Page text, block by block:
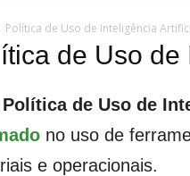
Política de Uso de Inteligência
de Uso de
Política de Uso de
no uso de
e operacionais.